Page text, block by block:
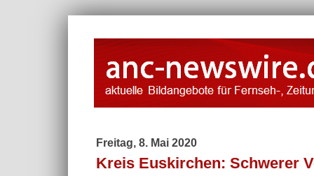
Freitag, 8. Mai 2020
Kreis Euskirchen: Schwerer